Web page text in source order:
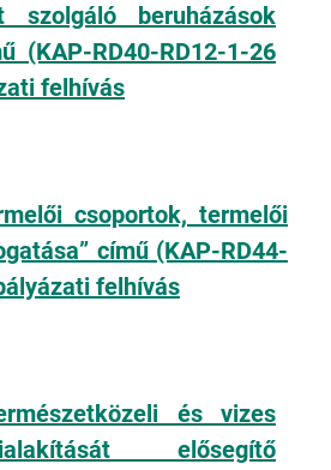
szolgáló beruházások
(KAP-RD40-RD12-1-26
felhívás
csoportok, termelői
című (KAP-RD44-
felhívás
és vizes
elősegítő